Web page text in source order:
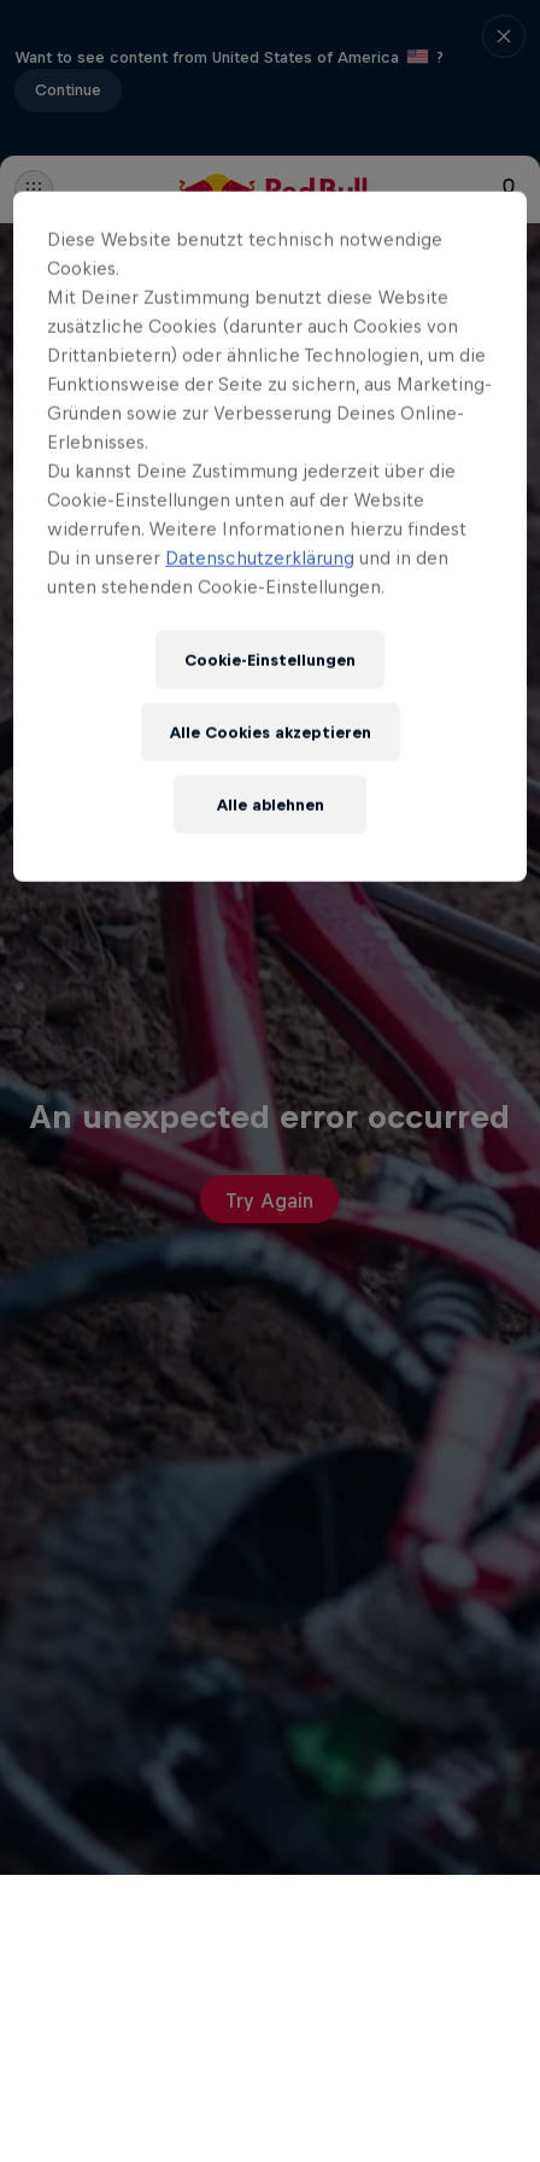
Want to see content from United States of America
?
Continue
An unexpected error occurred
Try Again
Diese Website benutzt technisch notwendige
Cookies.
Mit Deiner Zustimmung benutzt diese Website
zusätzliche Cookies (darunter auch Cookies von
Drittanbietern) oder ähnliche Technologien, um die
Funktionsweise der Seite zu sichern, aus Marketing-
Gründen sowie zur Verbesserung Deines Online-
Erlebnisses.
Du kannst Deine Zustimmung jederzeit über die
Cookie-Einstellungen unten auf der Website
widerrufen. Weitere Informationen hierzu findest
Du in unserer Datenschutzerklärung und in den
unten stehenden Cookie-Einstellungen.
Cookie-Einstellungen
Alle ablehnen
Alle Cookies akzeptieren